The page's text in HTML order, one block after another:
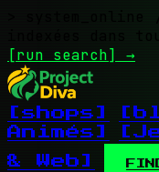
indexées dans
[run search] →
[shops]
Animés]
& Web]